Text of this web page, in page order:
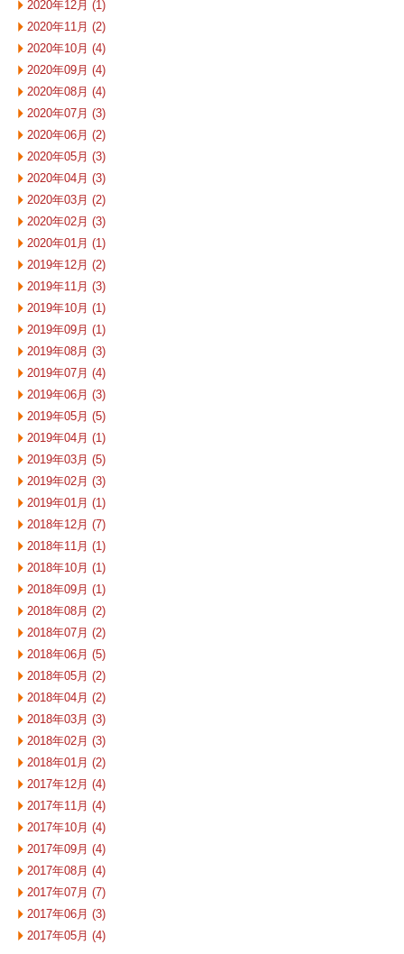
2020年12月 (1)
2020年11月 (2)
2020年10月 (4)
2020年09月 (4)
2020年08月 (4)
2020年07月 (3)
2020年06月 (2)
2020年05月 (3)
2020年04月 (3)
2020年03月 (2)
2020年02月 (3)
2020年01月 (1)
2019年12月 (2)
2019年11月 (3)
2019年10月 (1)
2019年09月 (1)
2019年08月 (3)
2019年07月 (4)
2019年06月 (3)
2019年05月 (5)
2019年04月 (1)
2019年03月 (5)
2019年02月 (3)
2019年01月 (1)
2018年12月 (7)
2018年11月 (1)
2018年10月 (1)
2018年09月 (1)
2018年08月 (2)
2018年07月 (2)
2018年06月 (5)
2018年05月 (2)
2018年04月 (2)
2018年03月 (3)
2018年02月 (3)
2018年01月 (2)
2017年12月 (4)
2017年11月 (4)
2017年10月 (4)
2017年09月 (4)
2017年08月 (4)
2017年07月 (7)
2017年06月 (3)
2017年05月 (4)